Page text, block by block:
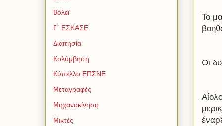
Το
Οι
Βόλεϊ
Γ΄ ΕΣΚΑΣΕ
Διαιτησία
Κολύμβηση
Κύπελλο ΕΠΣΝΕ
Μεταγραφές
Μηχανοκίνηση
Μικτές